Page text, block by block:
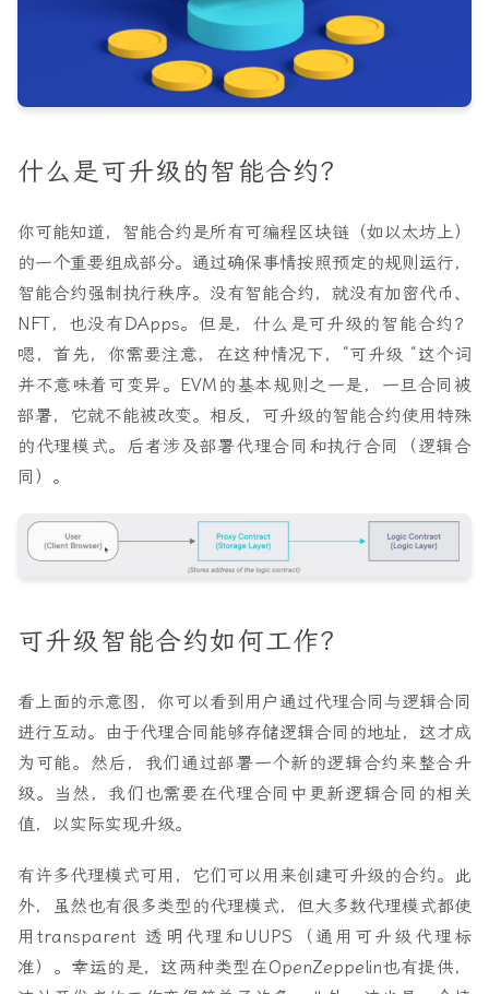
什么是可升级的智能合约？
你可能知道，智能合约是所有可编程区块链（如以太坊上）
的一个重要组成部分。通过确保事情按照预定的规则运行，
智能合约强制执行秩序。没有智能合约，就没有加密代币、
NFT，也没有DApps。但是，什么是可升级的智能合约？
嗯，首先，你需要注意，在这种情况下，“可升级 “这个词
并不意味着可变异。EVM的基本规则之一是， 一旦合同被
部署，它就不能被改变。相反，可升级的智能合约使用特殊
的代理模式。后者涉及部署代理合同和执行合同（逻辑合
同）。
可升级智能合约如何工作？
看上面的示意图，你可以看到用户通过代理合同与逻辑合同
进行互动。由于代理合同能够存储逻辑合同的地址，这才成
为可能。然后，我们通过部署一个新的逻辑合约来整合升
级。当然，我们也需要在代理合同中更新逻辑合同的相关
值，以实际实现升级。
有许多代理模式可用，它们可以用来创建可升级的合约。此
外，虽然也有很多类型的代理模式，但大多数代理模式都使
用transparent 透明代理和UUPS（通用可升级代理标
准）。幸运的是，这两种类型在OpenZeppelin也有提供，